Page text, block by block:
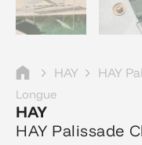
HAY HAY
Longue
HAY
HAY Palissade